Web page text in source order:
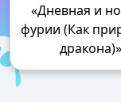
«Дневная и
фурии (Как
дракона)»